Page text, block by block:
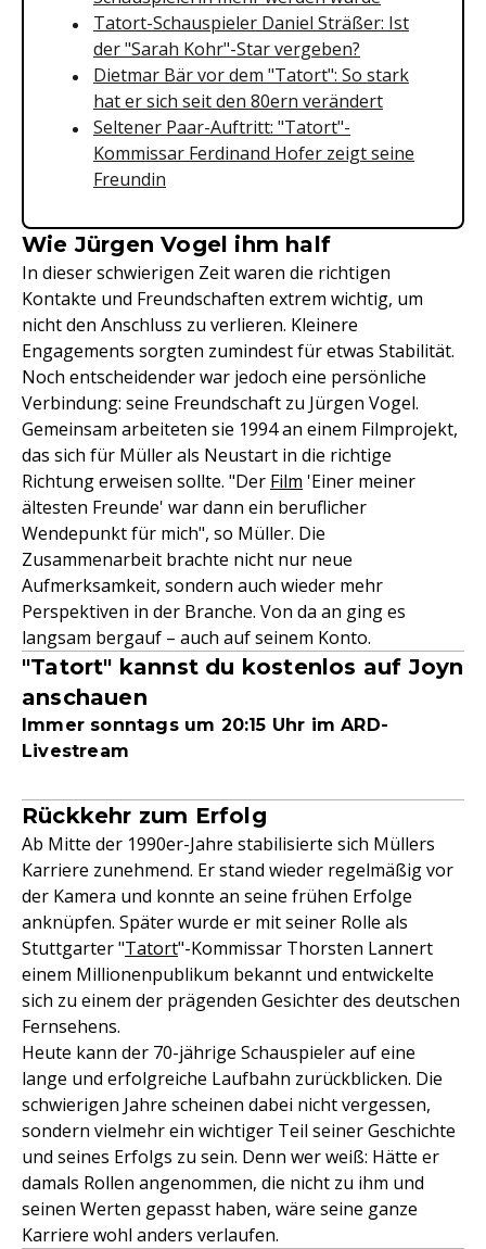
Tatort-Schauspieler Daniel Sträßer: Ist
der "Sarah Kohr"-Star vergeben?
Dietmar Bär vor dem "Tatort": So stark
hat er sich seit den 80ern verändert
Seltener Paar-Auftritt: "Tatort"-
Kommissar Ferdinand Hofer zeigt seine
Freundin
Wie Jürgen Vogel ihm half
In dieser schwierigen Zeit waren die richtigen
Kontakte und Freundschaften extrem wichtig, um
nicht den Anschluss zu verlieren. Kleinere
Engagements sorgten zumindest für etwas Stabilität.
Noch entscheidender war jedoch eine persönliche
Verbindung: seine Freundschaft zu Jürgen Vogel.
Gemeinsam arbeiteten sie 1994 an einem Filmprojekt,
das sich für Müller als Neustart in die richtige
Richtung erweisen sollte. "Der Film 'Einer meiner
ältesten Freunde' war dann ein beruflicher
Wendepunkt für mich", so Müller. Die
Zusammenarbeit brachte nicht nur neue
Aufmerksamkeit, sondern auch wieder mehr
Perspektiven in der Branche. Von da an ging es
langsam bergauf – auch auf seinem Konto.
"Tatort" kannst du kostenlos auf Joyn
anschauen
Immer sonntags um 20:15 Uhr im ARD-
Livestream
Rückkehr zum Erfolg
Ab Mitte der 1990er-Jahre stabilisierte sich Müllers
Karriere zunehmend. Er stand wieder regelmäßig vor
der Kamera und konnte an seine frühen Erfolge
anknüpfen. Später wurde er mit seiner Rolle als
Stuttgarter "Tatort"-Kommissar Thorsten Lannert
einem Millionenpublikum bekannt und entwickelte
sich zu einem der prägenden Gesichter des deutschen
Fernsehens.
Heute kann der 70-jährige Schauspieler auf eine
lange und erfolgreiche Laufbahn zurückblicken. Die
schwierigen Jahre scheinen dabei nicht vergessen,
sondern vielmehr ein wichtiger Teil seiner Geschichte
und seines Erfolgs zu sein. Denn wer weiß: Hätte er
damals Rollen angenommen, die nicht zu ihm und
seinen Werten gepasst haben, wäre seine ganze
Karriere wohl anders verlaufen.